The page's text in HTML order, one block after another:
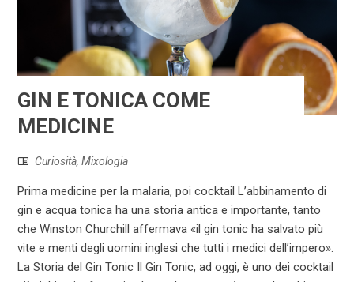
GIN E TONICA COME
MEDICINE
Curiosità,Mixologia
Prima medicine per la malaria, poi cocktail L’abbinamento di
gin e acqua tonica ha una storia antica e importante, tanto
che Winston Churchill affermava «il gin tonic ha salvato più
vite e menti degli uomini inglesi che tutti i medici dell’impero».
La Storia del Gin Tonic Il Gin Tonic, ad oggi, è uno dei cocktail